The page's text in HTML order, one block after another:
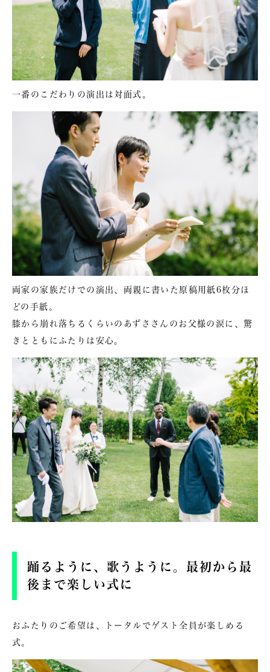
一番のこだわりの演出は対面式。
両家の家族だけでの演出、両親に書いた原稿用紙6枚分ほ
どの手紙。
膝から崩れ落ちるくらいのあずささんのお父様の涙に、驚
きとともにふたりは安心。
踊るように、歌うように。最初から最
後まで楽しい式に
おふたりのご希望は、トータルでゲスト全員が楽しめる
式。